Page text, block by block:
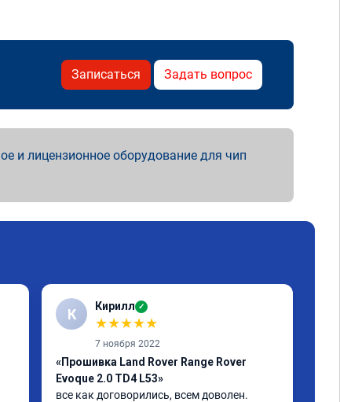
Записаться Задать вопрос
и лицензионное оборудование для чип
К Кирилл ✓
★★★★★
7 ноября 2022
«Прошивка Land Rover Range Rover
Evoque 2.0 TD4 L53»
все как договорились, всем доволен.